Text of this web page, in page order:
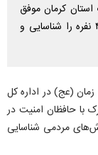
استان کرمان موفق
شدند در یک عملیات مشترک یک تیم تروریستی ۴ نفره را شناسایی و
زمان (عج) در اداره کل
با حافظان امنیت در
را با کمک گزارش‌های مردمی شناسایی